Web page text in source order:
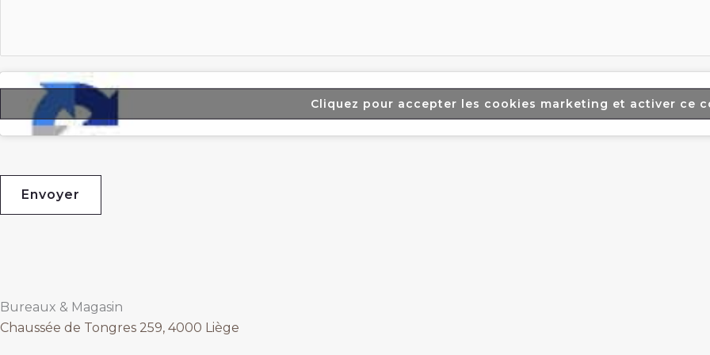
Cliquez pour accepter les cookies marketing et activer ce
Envoyer
Bureaux & Magasin
Chaussée de Tongres 259, 4000 Liège